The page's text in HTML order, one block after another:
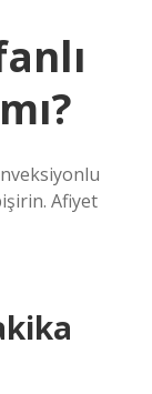
Afiyet